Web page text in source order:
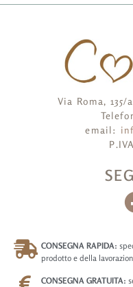
Via Roma, 135/
email:
CONSEGNA RAPIDA:
prodotto e della
CONSEGNA GRATUITA: